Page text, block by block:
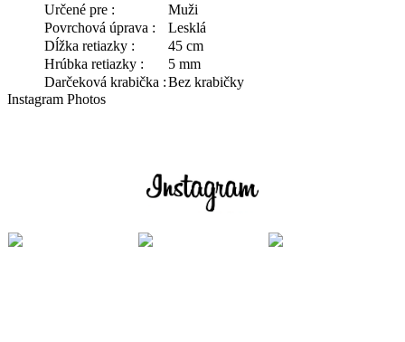
Určené pre :
Muži
Povrchová úprava :
Lesklá
Dĺžka retiazky :
45 cm
Hrúbka retiazky :
5 mm
Darčeková krabička :Bez krabičky
Instagram Photos